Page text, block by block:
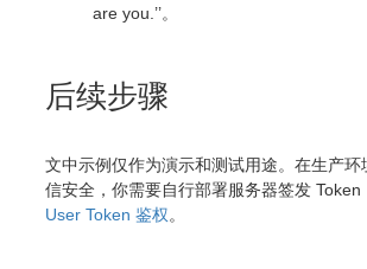
are you.’’。
后续步骤
文中示例仅作为演示和测试用途。在生产环
信安全，你需要自行部署服务器签发 Token
User Token 鉴权。